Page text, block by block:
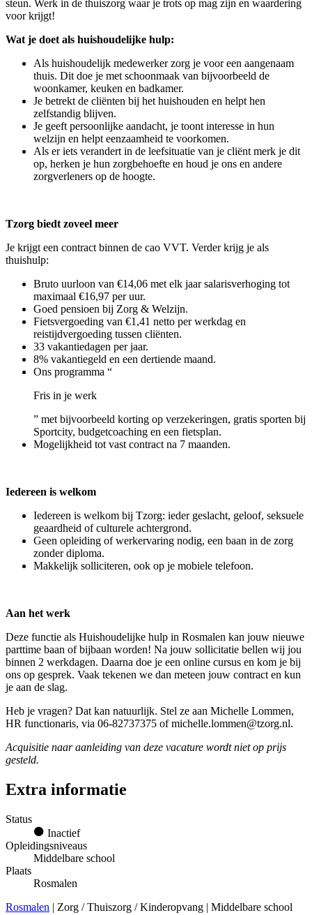
steun. Werk in de thuiszorg waar je trots op mag zijn en waardering
voor krijgt!
Wat je doet als huishoudelijke hulp:
Als huishoudelijk medewerker zorg je voor een aangenaam
thuis. Dit doe je met schoonmaak van bijvoorbeeld de
woonkamer, keuken en badkamer.
Je betrekt de cliënten bij het huishouden en helpt hen
zelfstandig blijven.
Je geeft persoonlijke aandacht, je toont interesse in hun
welzijn en helpt eenzaamheid te voorkomen.
Als er iets verandert in de leefsituatie van je cliënt merk je dit
op, herken je hun zorgbehoefte en houd je ons en andere
zorgverleners op de hoogte.
Tzorg biedt zoveel meer
Je krijgt een contract binnen de cao VVT. Verder krijg je als
thuishulp:
Bruto uurloon van €14,06 met elk jaar salarisverhoging tot
maximaal €16,97 per uur.
Goed pensioen bij Zorg & Welzijn.
Fietsvergoeding van €1,41 netto per werkdag en
reistijdvergoeding tussen cliënten.
33 vakantiedagen per jaar.
8% vakantiegeld en een dertiende maand.
Ons programma “
Fris in je werk
” met bijvoorbeeld korting op verzekeringen, gratis sporten bij
Sportcity, budgetcoaching en een fietsplan.
Mogelijkheid tot vast contract na 7 maanden.
Iedereen is welkom
Iedereen is welkom bij Tzorg: ieder geslacht, geloof, seksuele
geaardheid of culturele achtergrond.
Geen opleiding of werkervaring nodig, een baan in de zorg
zonder diploma.
Makkelijk solliciteren, ook op je mobiele telefoon.
Aan het werk
Deze functie als Huishoudelijke hulp in Rosmalen kan jouw nieuwe
parttime baan of bijbaan worden! Na jouw sollicitatie bellen wij jou
binnen 2 werkdagen. Daarna doe je een online cursus en kom je bij
ons op gesprek. Vaak tekenen we dan meteen jouw contract en kun
je aan de slag.
Heb je vragen? Dat kan natuurlijk. Stel ze aan Michelle Lommen,
HR functionaris, via 06-82737375 of michelle.lommen@tzorg.nl.
Acquisitie naar aanleiding van deze vacature wordt niet op prijs
gesteld.
Extra informatie
Status
Inactief
Opleidingsniveaus
Middelbare school
Plaats
Rosmalen
Rosmalen | Zorg / Thuiszorg / Kinderopvang | Middelbare school